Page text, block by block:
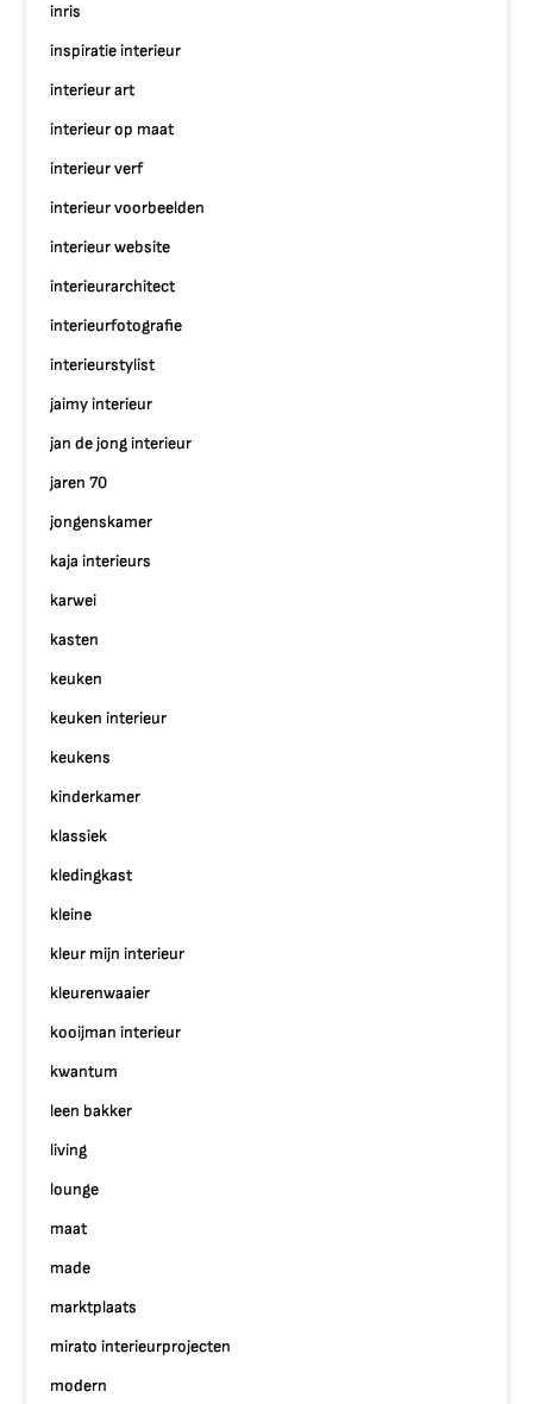
inris
inspiratie interieur
interieur art
interieur op maat
interieur verf
interieur voorbeelden
interieur website
interieurarchitect
interieurfotografie
interieurstylist
jaimy interieur
jan de jong interieur
jaren 70
jongenskamer
kaja interieurs
karwei
kasten
keuken
keuken interieur
keukens
kinderkamer
klassiek
kledingkast
kleine
kleur mijn interieur
kleurenwaaier
kooijman interieur
kwantum
leen bakker
living
lounge
maat
made
marktplaats
mirato interieurprojecten
modern